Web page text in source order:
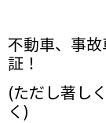
不動車、事
証！
(ただし著し
く)